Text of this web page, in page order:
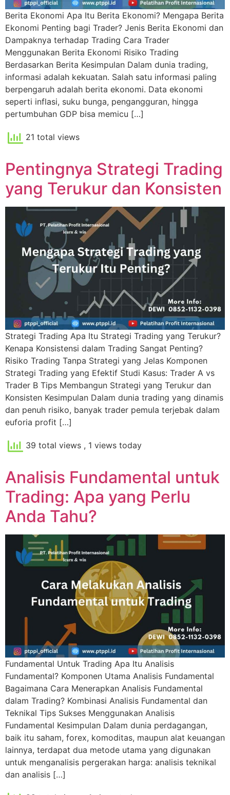
Berita Ekonomi Apa Itu Berita Ekonomi? Mengapa Berita
Ekonomi Penting bagi Trader? Jenis Berita Ekonomi dan
Dampaknya terhadap Trading Cara Trader
Menggunakan Berita Ekonomi Risiko Trading
Berdasarkan Berita Kesimpulan Dalam dunia trading,
informasi adalah kekuatan. Salah satu informasi paling
berpengaruh adalah berita ekonomi. Data ekonomi
seperti inflasi, suku bunga, pengangguran, hingga
pertumbuhan GDP bisa memicu […]
21 total views
Pentingnya Strategi Trading
yang Terukur dan Konsisten
Strategi Trading Apa Itu Strategi Trading yang Terukur?
Kenapa Konsistensi dalam Trading Sangat Penting?
Risiko Trading Tanpa Strategi yang Jelas Komponen
Strategi Trading yang Efektif Studi Kasus: Trader A vs
Trader B Tips Membangun Strategi yang Terukur dan
Konsisten Kesimpulan Dalam dunia trading yang dinamis
dan penuh risiko, banyak trader pemula terjebak dalam
euforia profit […]
39 total views , 1 views today
Analisis Fundamental untuk
Trading: Apa yang Perlu
Anda Tahu?
Fundamental Untuk Trading Apa Itu Analisis
Fundamental? Komponen Utama Analisis Fundamental
Bagaimana Cara Menerapkan Analisis Fundamental
dalam Trading? Kombinasi Analisis Fundamental dan
Teknikal Tips Sukses Menggunakan Analisis
Fundamental Kesimpulan Dalam dunia perdagangan,
baik itu saham, forex, komoditas, maupun alat keuangan
lainnya, terdapat dua metode utama yang digunakan
untuk menganalisis pergerakan harga: analisis teknikal
dan analisis […]